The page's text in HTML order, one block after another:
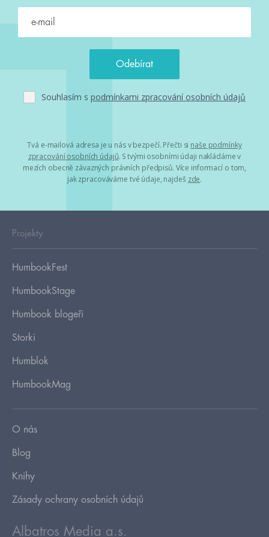
Souhlasím s podmínkami zpracování osobních údajů
Tvá e-mailová adresa je u nás v bezpečí. Přečti si naše podmínky
zpracování osobních údajů. S tvými osobními údaji nakládáme v
mezích obecně závazných právních předpisů. Více informací o tom,
jak zpracováváme tvé údaje, najdeš zde.
Projekty
HumbookFest
HumbookStage
Humbook blogeři
Storki
Humblok
HumbookMag
O nás
Blog
Knihy
Zásady ochrany osobních údajů
Albatros Media a.s.